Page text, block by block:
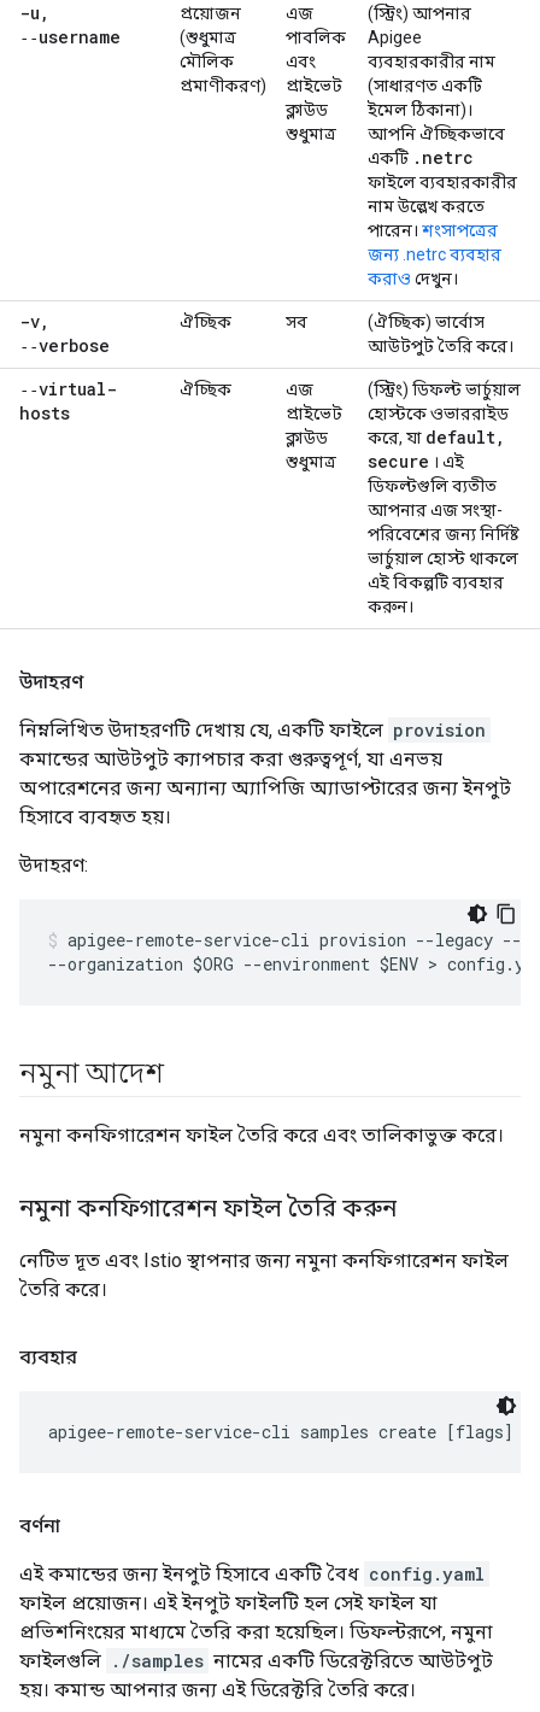
-u ,
‑‑username
প্রয়োজন
(শুধুমাত্র
মৌলিক
প্রমাণীকরণ)
এজ
পাবলিক
এবং
প্রাইভেট
ক্লাউড
শুধুমাত্র
(স্ট্রিং) আপনার
Apigee
ব্যবহারকারীর নাম
(সাধারণত একটি
ইমেল ঠিকানা)।
আপনি ঐচ্ছিকভাবে
একটি . netrc
ফাইলে ব্যবহারকারীর
নাম উল্লেখ করতে
পারেন। শংসাপত্রের
জন্য .netrc ব্যবহার
করাও দেখুন।
-v,
‑‑verbose
ঐচ্ছিক সব
(ঐচ্ছিক) ভার্বোস
আউটপুট তৈরি করে।
‑‑virtual-
hosts
ঐচ্ছিক
এজ
প্রাইভেট
ক্লাউড
শুধুমাত্র
(স্ট্রিং) ডিফল্ট ভার্চুয়াল
হোস্টকে ওভাররাইড
করে, যা default,
secure । এই
ডিফল্টগুলি ব্যতীত
আপনার এজ সংস্থা-
পরিবেশের জন্য নির্দিষ্ট
ভার্চুয়াল হোস্ট থাকলে
এই বিকল্পটি ব্যবহার
করুন।
উদাহরণ
নিম্নলিখিত উদাহরণটি দেখায় যে, একটি ফাইলে provision
কমান্ডের আউটপুট ক্যাপচার করা গুরুত্বপূর্ণ, যা এনভয়
অপারেশনের জন্য অন্যান্য অ্যাপিজি অ্যাডাপ্টারের জন্য ইনপুট
হিসাবে ব্যবহৃত হয়।
উদাহরণ:
apigee-remote-service-cli provision --legacy --mfa
--organization $ORG --environment $ENV >
নমুনা আদেশ
নমুনা কনফিগারেশন ফাইল তৈরি করে এবং তালিকাভুক্ত করে।
নমুনা কনফিগারেশন ফাইল তৈরি করুন
নেটিভ দূত এবং Istio স্থাপনার জন্য নমুনা কনফিগারেশন ফাইল
তৈরি করে।
ব্যবহার
apigee-remote-service-cli samples create [flags]
বর্ণনা
এই কমান্ডের জন্য ইনপুট হিসাবে একটি বৈধ config.yaml
ফাইল প্রয়োজন। এই ইনপুট ফাইলটি হল সেই ফাইল যা
প্রভিশনিংয়ের মাধ্যমে তৈরি করা হয়েছিল। ডিফল্টরূপে, নমুনা
ফাইলগুলি ./samples নামের একটি ডিরেক্টরিতে আউটপুট
হয়। কমান্ড আপনার জন্য এই ডিরেক্টরি তৈরি করে।